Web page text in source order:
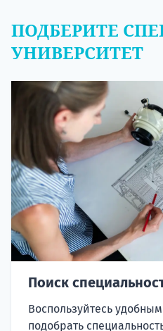
ПОДБЕРИТЕ
УНИВЕРСИТЕТ
Поиск
Воспользуйтесь
подобрать